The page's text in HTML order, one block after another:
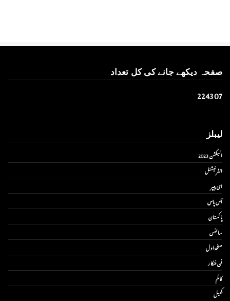
صفحہ دیکھے جانے کی کل تعداد
224307
لیبلز
الیکشن 2023
انٹر نیشنل
ای پیپر
آس پاس
پاکستان
سائنس
صفحۂ اول
فن فنکار
کالم
کھیل